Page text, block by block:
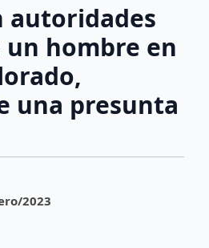
autoridades
hombre en
una presunta
2023